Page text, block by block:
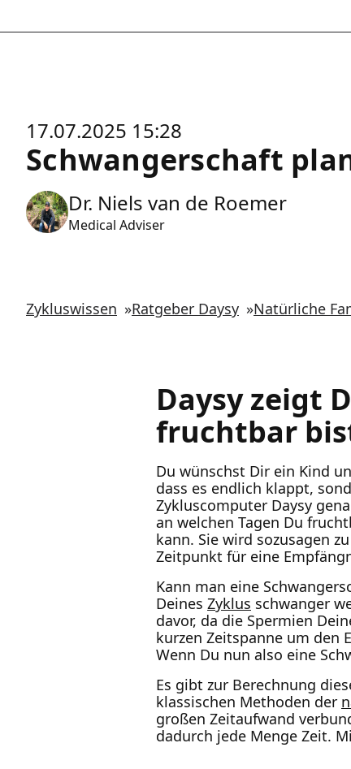
17.07.2025 15:28
Schwangerschaft
Dr. Niels van de Roemer
Medical Adviser
Zykluswissen »Ratgeber Daysy »Natürliche
Daysy zeigt
fruchtbar
Du wünschst Dir ein Kind
dass es endlich klappt,
Zykluscomputer Daysy
an welchen Tagen Du
kann. Sie wird sozusagen
Zeitpunkt für eine
Kann man eine
Deines Zyklus schwanger
davor, da die Spermien
kurzen Zeitspanne um den
Wenn Du nun also eine
Es gibt zur Berechnung
klassischen Methoden der
großen Zeitaufwand
dadurch jede Menge Zeit.